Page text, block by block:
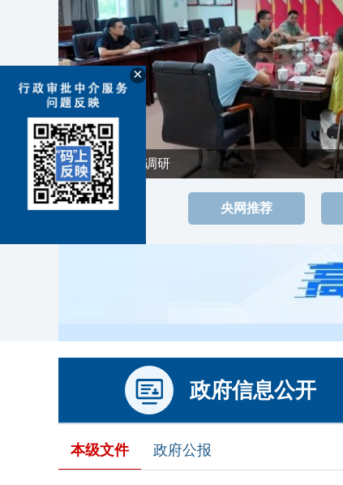
冷亮赴官垸镇调研
央网推荐
 政府信息公开
本级文件 政府公报
×